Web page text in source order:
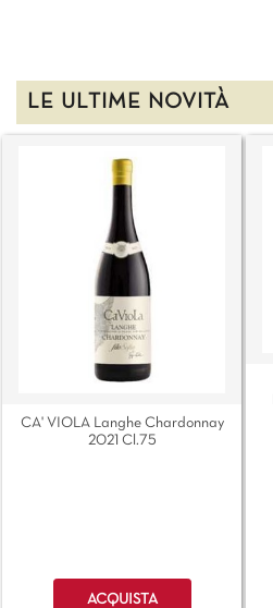
LE ULTIME NOVITÀ
CA' VIOLA Langhe Chardonnay
2021 Cl.75
Quantità
ACQUISTA